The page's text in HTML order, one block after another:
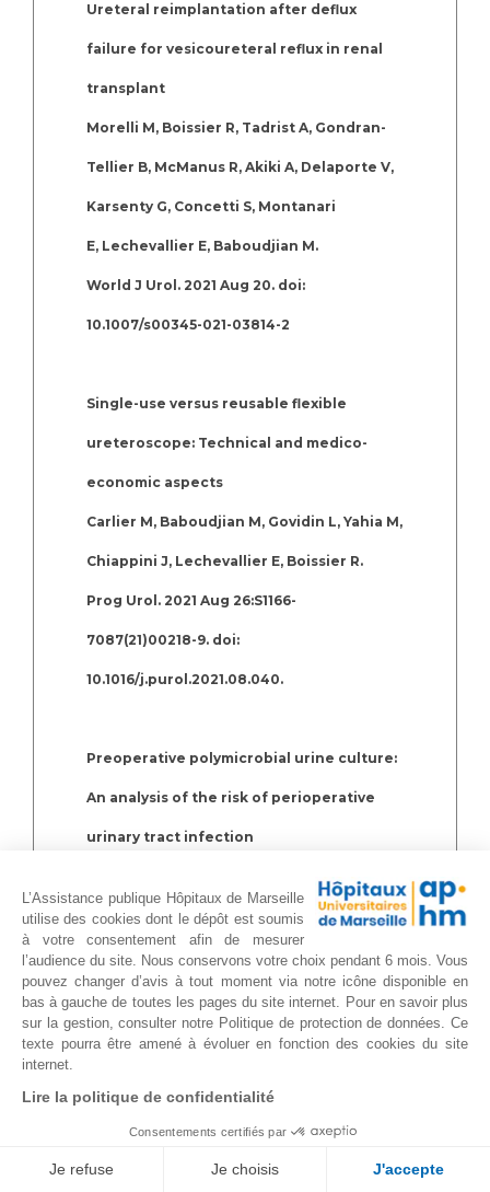
Ureteral reimplantation after deflux
failure for vesicoureteral reflux in renal
transplant
Morelli M, Boissier R, Tadrist A, Gondran-
Tellier B, McManus R, Akiki A, Delaporte V,
Karsenty G, Concetti S, Montanari
E, Lechevallier E, Baboudjian M.
World J Urol. 2021 Aug 20. doi:
10.1007/s00345-021-03814-2
Single-use versus reusable flexible
ureteroscope: Technical and medico-
economic aspects
Carlier M, Baboudjian M, Govidin L, Yahia M,
Chiappini J, Lechevallier E, Boissier R.
Prog Urol. 2021 Aug 26:S1166-
7087(21)00218-9. doi:
10.1016/j.purol.2021.08.040.
Preoperative polymicrobial urine culture:
An analysis of the risk of perioperative
urinary tract infection
Breuleux C, Gondran-Tellier B, Guerin V,
McManus R, Pauly V, Lechevallier E,
Albanese J, Baboudjian M.
Prog Urol. 2021 Sep 30:S1166-
7087(21)00450-4. doi:
L’Assistance publique Hôpitaux de Marseille
utilise des cookies dont le dépôt est soumis
à votre consentement afin de mesurer
l’audience du site. Nous conservons votre choix pendant 6 mois. Vous
pouvez changer d’avis à tout moment via notre icône disponible en
bas à gauche de toutes les pages du site internet. Pour en savoir plus
sur la gestion, consulter notre Politique de protection de données. Ce
texte pourra être amené à évoluer en fonction des cookies du site
internet.
Lire la politique de confidentialité
Consentements certifiés par
Je refuse Je choisis J'accepte